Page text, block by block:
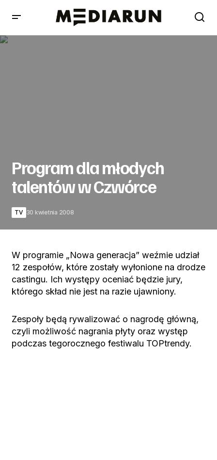
Program dla młodych
talentów w Czwórce
TV 30 kwietnia 2008
W programie „Nowa generacja” weźmie udział
12 zespołów, które zostały wyłonione na drodze
castingu. Ich występy oceniać będzie jury,
którego skład nie jest na razie ujawniony.
Zespoły będą rywalizować o nagrodę główną,
czyli możliwość nagrania płyty oraz występ
podczas tegorocznego festiwalu TOPtrendy.